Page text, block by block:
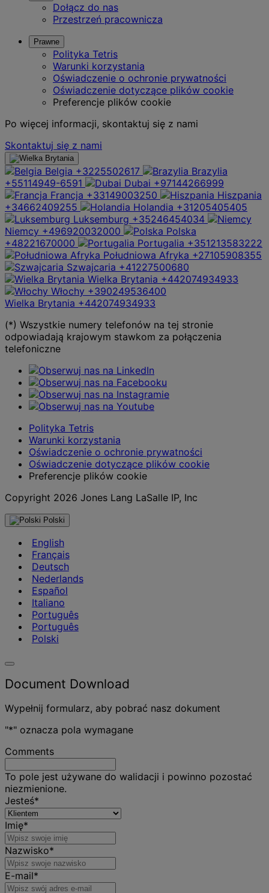
Dołącz do nas
Przestrzeń pracownicza
Prawne
Polityka Tetris
Warunki korzystania
Oświadczenie o ochronie prywatności
Oświadczenie dotyczące plików cookie
Preferencje plików cookie
Po więcej informacji, skontaktuj się z nami
Skontaktuj się z nami
Belgia +3225502617
Brazylia
+55114949-6591
Dubai +97144266999
Francja +33149003250
Hiszpania
+34662409255
Holandia +31205405405
Luksemburg +35246454034
Niemcy +496920032000
Polska
+48221670000
Portugalia +351213583222
Południowa Afryka +27105908355
Szwajcaria +41227500680
Wielka Brytania +442074934933
Włochy +390249536400
Wielka Brytania +442074934933
(*) Wszystkie numery telefonów na tej stronie
odpowiadają krajowym stawkom za połączenia
telefoniczne
Polityka Tetris
Warunki korzystania
Oświadczenie o ochronie prywatności
Oświadczenie dotyczące plików cookie
Preferencje plików cookie
Copyright 2026 Jones Lang LaSalle IP, Inc
Polski
English
Français
Deutsch
Nederlands
Español
Italiano
Português
Português
Polski
Document Download
Wypełnij formularz, aby pobrać nasz dokument
"*" oznacza pola wymagane
Comments
To pole jest używane do walidacji i powinno pozostać
niezmienione.
Jesteś*
Imię*
Nazwisko*
E-mail*